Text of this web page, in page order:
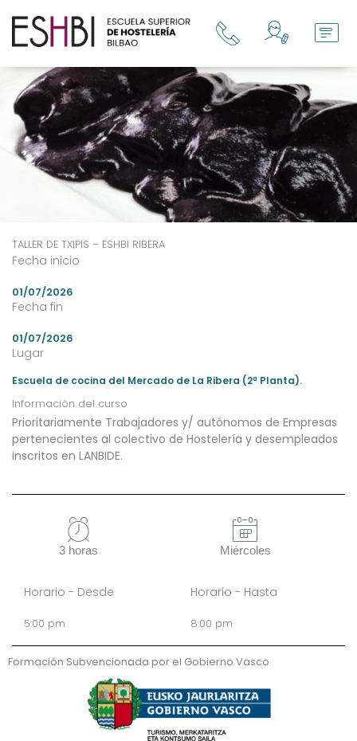
contenido
TALLER DE TXIPIS – ESHBI RIBERA
Fecha inicio
01/07/2026
Fecha fin
01/07/2026
Lugar
Escuela de cocina del Mercado de La Ribera (2ª Planta).
Información del curso
Prioritariamente Trabajadores y/ autónomos de Empresas
pertenecientes al colectivo de Hostelería y desempleados
inscritos en LANBIDE.
3 horas Miércoles
Horario - Desde
5:00 pm
Horario - Hasta
8:00 pm
Formación Subvencionada por el Gobierno Vasco